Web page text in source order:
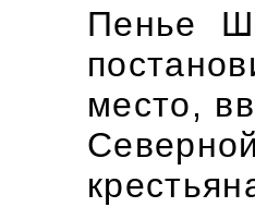
Пенье
место,